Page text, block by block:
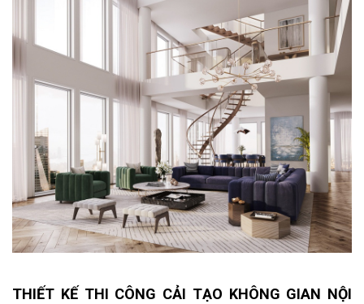
THIẾT KẾ THI CÔNG CẢI TẠO KHÔNG GIAN NỘI